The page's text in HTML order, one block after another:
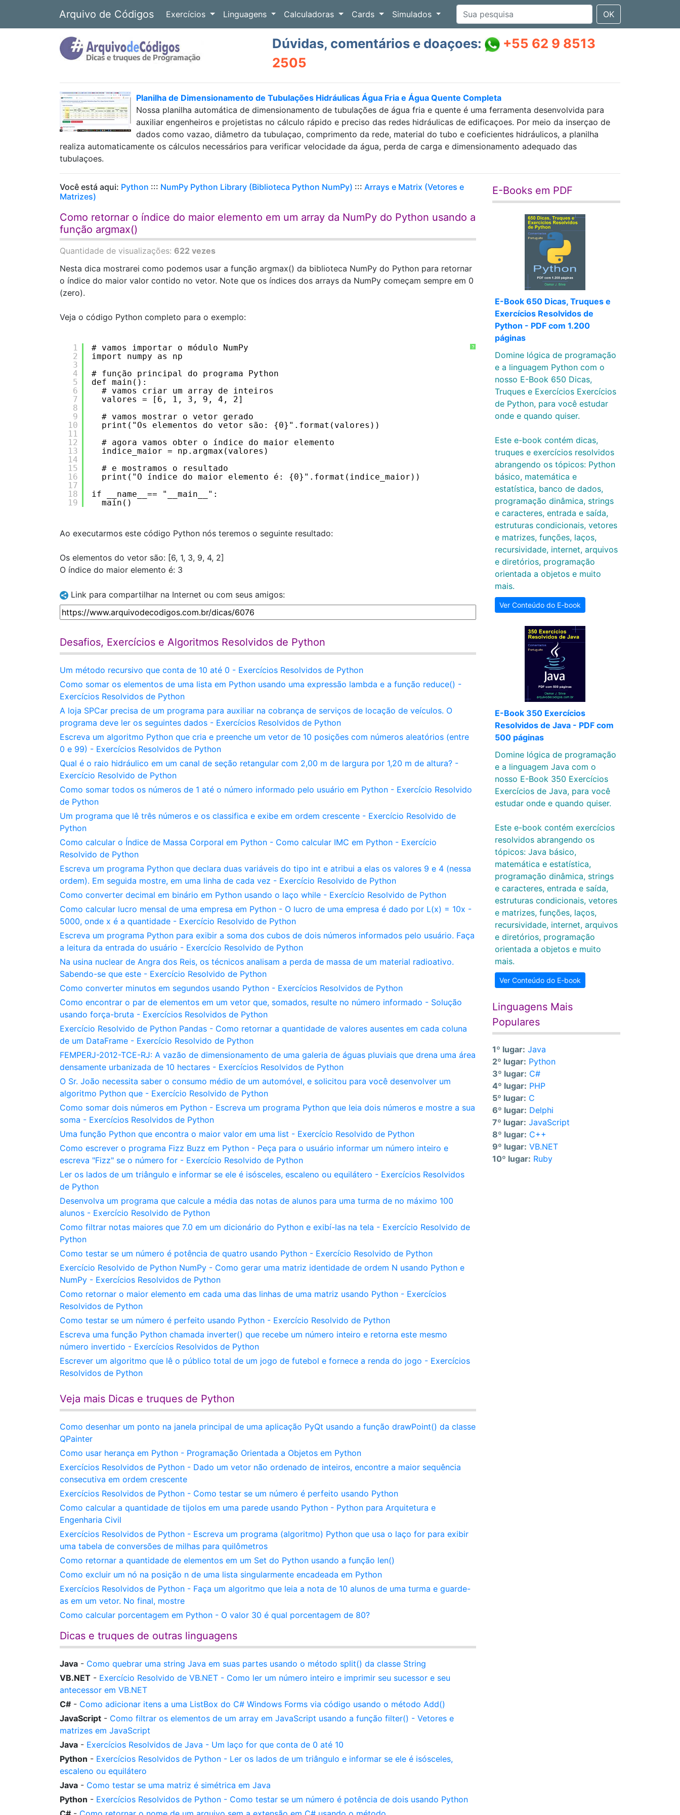
Arquivo de Códigos Exercícios Linguagens Calculadoras Cards Simulados OK
Dúvidas, comentários e doaçoes:
+55 62 9 8513
2505
Planilha de Dimensionamento de Tubulações Hidráulicas Água Fria e Água Quente Completa
Nossa planilha automática de dimensionamento de tubulações de água fria e quente é uma ferramenta desenvolvida para
auxiliar engenheiros e projetistas no cálculo rápido e preciso das redes hidráulicas de edificaçoes. Por meio da inserçao de
dados como vazao, diâmetro da tubulaçao, comprimento da rede, material do tubo e coeficientes hidráulicos, a planilha
realiza automaticamente os cálculos necessários para verificar velocidade da água, perda de carga e dimensionamento adequado das
tubulaçoes.
Você está aqui: Python ::: NumPy Python Library (Biblioteca Python NumPy) ::: Arrays e Matrix (Vetores e
Matrizes)
Como retornar o índice do maior elemento em um array da NumPy do Python usando a
função argmax()
Quantidade de visualizações: 622 vezes
Nesta dica mostrarei como podemos usar a função argmax() da biblioteca NumPy do Python para retornar
o índice do maior valor contido no vetor. Note que os índices dos arrays da NumPy começam sempre em 0
(zero).
Veja o código Python completo para o exemplo:
?
1
2
3
4
5
6
7
8
9
10
11
12
13
14
15
16
17
18
19
# vamos importar o módulo NumPy
import numpy as np
# função principal do programa Python
def main():
# vamos criar um array de inteiros
valores = [6, 1, 3, 9, 4, 2]
# vamos mostrar o vetor gerado
print("Os elementos do vetor são: {0}".format(valores))
# agora vamos obter o índice do maior elemento
indice_maior = np.argmax(valores)
# e mostramos o resultado
print("O índice do maior elemento é: {0}".format(indice_maior))
if __name__== "__main__":
main()
Ao executarmos este código Python nós teremos o seguinte resultado:
Os elementos do vetor são: [6, 1, 3, 9, 4, 2]
O índice do maior elemento é: 3
Link para compartilhar na Internet ou com seus amigos:
Desafios, Exercícios e Algoritmos Resolvidos de Python
Um método recursivo que conta de 10 até 0 - Exercícios Resolvidos de Python
Como somar os elementos de uma lista em Python usando uma expressão lambda e a função reduce() -
Exercícios Resolvidos de Python
A loja SPCar precisa de um programa para auxiliar na cobrança de serviços de locação de veículos. O
programa deve ler os seguintes dados - Exercícios Resolvidos de Python
Escreva um algoritmo Python que cria e preenche um vetor de 10 posições com números aleatórios (entre
0 e 99) - Exercícios Resolvidos de Python
Qual é o raio hidráulico em um canal de seção retangular com 2,00 m de largura por 1,20 m de altura? -
Exercício Resolvido de Python
Como somar todos os números de 1 até o número informado pelo usuário em Python - Exercício Resolvido
de Python
Um programa que lê três números e os classifica e exibe em ordem crescente - Exercício Resolvido de
Python
Como calcular o Índice de Massa Corporal em Python - Como calcular IMC em Python - Exercício
Resolvido de Python
Escreva um programa Python que declara duas variáveis do tipo int e atribui a elas os valores 9 e 4 (nessa
ordem). Em seguida mostre, em uma linha de cada vez - Exercício Resolvido de Python
Como converter decimal em binário em Python usando o laço while - Exercício Resolvido de Python
Como calcular lucro mensal de uma empresa em Python - O lucro de uma empresa é dado por L(x) = 10x -
5000, onde x é a quantidade - Exercício Resolvido de Python
Escreva um programa Python para exibir a soma dos cubos de dois números informados pelo usuário. Faça
a leitura da entrada do usuário - Exercício Resolvido de Python
Na usina nuclear de Angra dos Reis, os técnicos analisam a perda de massa de um material radioativo.
Sabendo-se que este - Exercício Resolvido de Python
Como converter minutos em segundos usando Python - Exercícios Resolvidos de Python
Como encontrar o par de elementos em um vetor que, somados, resulte no número informado - Solução
usando força-bruta - Exercícios Resolvidos de Python
Exercício Resolvido de Python Pandas - Como retornar a quantidade de valores ausentes em cada coluna
de um DataFrame - Exercício Resolvido de Python
FEMPERJ-2012-TCE-RJ: A vazão de dimensionamento de uma galeria de águas pluviais que drena uma área
densamente urbanizada de 10 hectares - Exercícios Resolvidos de Python
O Sr. João necessita saber o consumo médio de um automóvel, e solicitou para você desenvolver um
algoritmo Python que - Exercício Resolvido de Python
Como somar dois números em Python - Escreva um programa Python que leia dois números e mostre a sua
soma - Exercícios Resolvidos de Python
Uma função Python que encontra o maior valor em uma list - Exercício Resolvido de Python
Como escrever o programa Fizz Buzz em Python - Peça para o usuário informar um número inteiro e
escreva "Fizz" se o número for - Exercício Resolvido de Python
Ler os lados de um triângulo e informar se ele é isósceles, escaleno ou equilátero - Exercícios Resolvidos
de Python
Desenvolva um programa que calcule a média das notas de alunos para uma turma de no máximo 100
alunos - Exercício Resolvido de Python
Como filtrar notas maiores que 7.0 em um dicionário do Python e exibí-las na tela - Exercício Resolvido de
Python
Como testar se um número é potência de quatro usando Python - Exercício Resolvido de Python
Exercício Resolvido de Python NumPy - Como gerar uma matriz identidade de ordem N usando Python e
NumPy - Exercícios Resolvidos de Python
Como retornar o maior elemento em cada uma das linhas de uma matriz usando Python - Exercícios
Resolvidos de Python
Como testar se um número é perfeito usando Python - Exercício Resolvido de Python
Escreva uma função Python chamada inverter() que recebe um número inteiro e retorna este mesmo
número invertido - Exercícios Resolvidos de Python
Escrever um algoritmo que lê o público total de um jogo de futebol e fornece a renda do jogo - Exercícios
Resolvidos de Python
Veja mais Dicas e truques de Python
Como desenhar um ponto na janela principal de uma aplicação PyQt usando a função drawPoint() da classe
QPainter
Como usar herança em Python - Programação Orientada a Objetos em Python
Exercícios Resolvidos de Python - Dado um vetor não ordenado de inteiros, encontre a maior sequência
consecutiva em ordem crescente
Exercícios Resolvidos de Python - Como testar se um número é perfeito usando Python
Como calcular a quantidade de tijolos em uma parede usando Python - Python para Arquitetura e
Engenharia Civil
Exercícios Resolvidos de Python - Escreva um programa (algoritmo) Python que usa o laço for para exibir
uma tabela de conversões de milhas para quilômetros
Como retornar a quantidade de elementos em um Set do Python usando a função len()
Como excluir um nó na posição n de uma lista singularmente encadeada em Python
Exercícios Resolvidos de Python - Faça um algoritmo que leia a nota de 10 alunos de uma turma e guarde-
as em um vetor. No final, mostre
Como calcular porcentagem em Python - O valor 30 é qual porcentagem de 80?
Dicas e truques de outras linguagens
Java - Como quebrar uma string Java em suas partes usando o método split() da classe String
VB.NET - Exercício Resolvido de VB.NET - Como ler um número inteiro e imprimir seu sucessor e seu
antecessor em VB.NET
C# - Como adicionar itens a uma ListBox do C# Windows Forms via código usando o método Add()
JavaScript - Como filtrar os elementos de um array em JavaScript usando a função filter() - Vetores e
matrizes em JavaScript
Java - Exercícios Resolvidos de Java - Um laço for que conta de 0 até 10
Python - Exercícios Resolvidos de Python - Ler os lados de um triângulo e informar se ele é isósceles,
escaleno ou equilátero
Java - Como testar se uma matriz é simétrica em Java
Python - Exercícios Resolvidos de Python - Como testar se um número é potência de dois usando Python
E-Books em PDF
E-Book 650 Dicas, Truques e
Exercícios Resolvidos de
Python - PDF com 1.200
páginas
Domine lógica de programação
e a linguagem Python com o
nosso E-Book 650 Dicas,
Truques e Exercícios Exercícios
de Python, para você estudar
onde e quando quiser.
Este e-book contém dicas,
truques e exercícios resolvidos
abrangendo os tópicos: Python
básico, matemática e
estatística, banco de dados,
programação dinâmica, strings
e caracteres, entrada e saída,
estruturas condicionais, vetores
e matrizes, funções, laços,
recursividade, internet, arquivos
e diretórios, programação
orientada a objetos e muito
mais.
Ver Conteúdo do E-book
E-Book 350 Exercícios
Resolvidos de Java - PDF com
500 páginas
Domine lógica de programação
e a linguagem Java com o
nosso E-Book 350 Exercícios
Exercícios de Java, para você
estudar onde e quando quiser.
Este e-book contém exercícios
resolvidos abrangendo os
tópicos: Java básico,
matemática e estatística,
programação dinâmica, strings
e caracteres, entrada e saída,
estruturas condicionais, vetores
e matrizes, funções, laços,
recursividade, internet, arquivos
e diretórios, programação
orientada a objetos e muito
mais.
Ver Conteúdo do E-book
Linguagens Mais
Populares
1º lugar: Java
2º lugar: Python
3º lugar: C#
4º lugar: PHP
5º lugar: C
6º lugar: Delphi
7º lugar: JavaScript
8º lugar: C++
9º lugar: VB.NET
10º lugar: Ruby